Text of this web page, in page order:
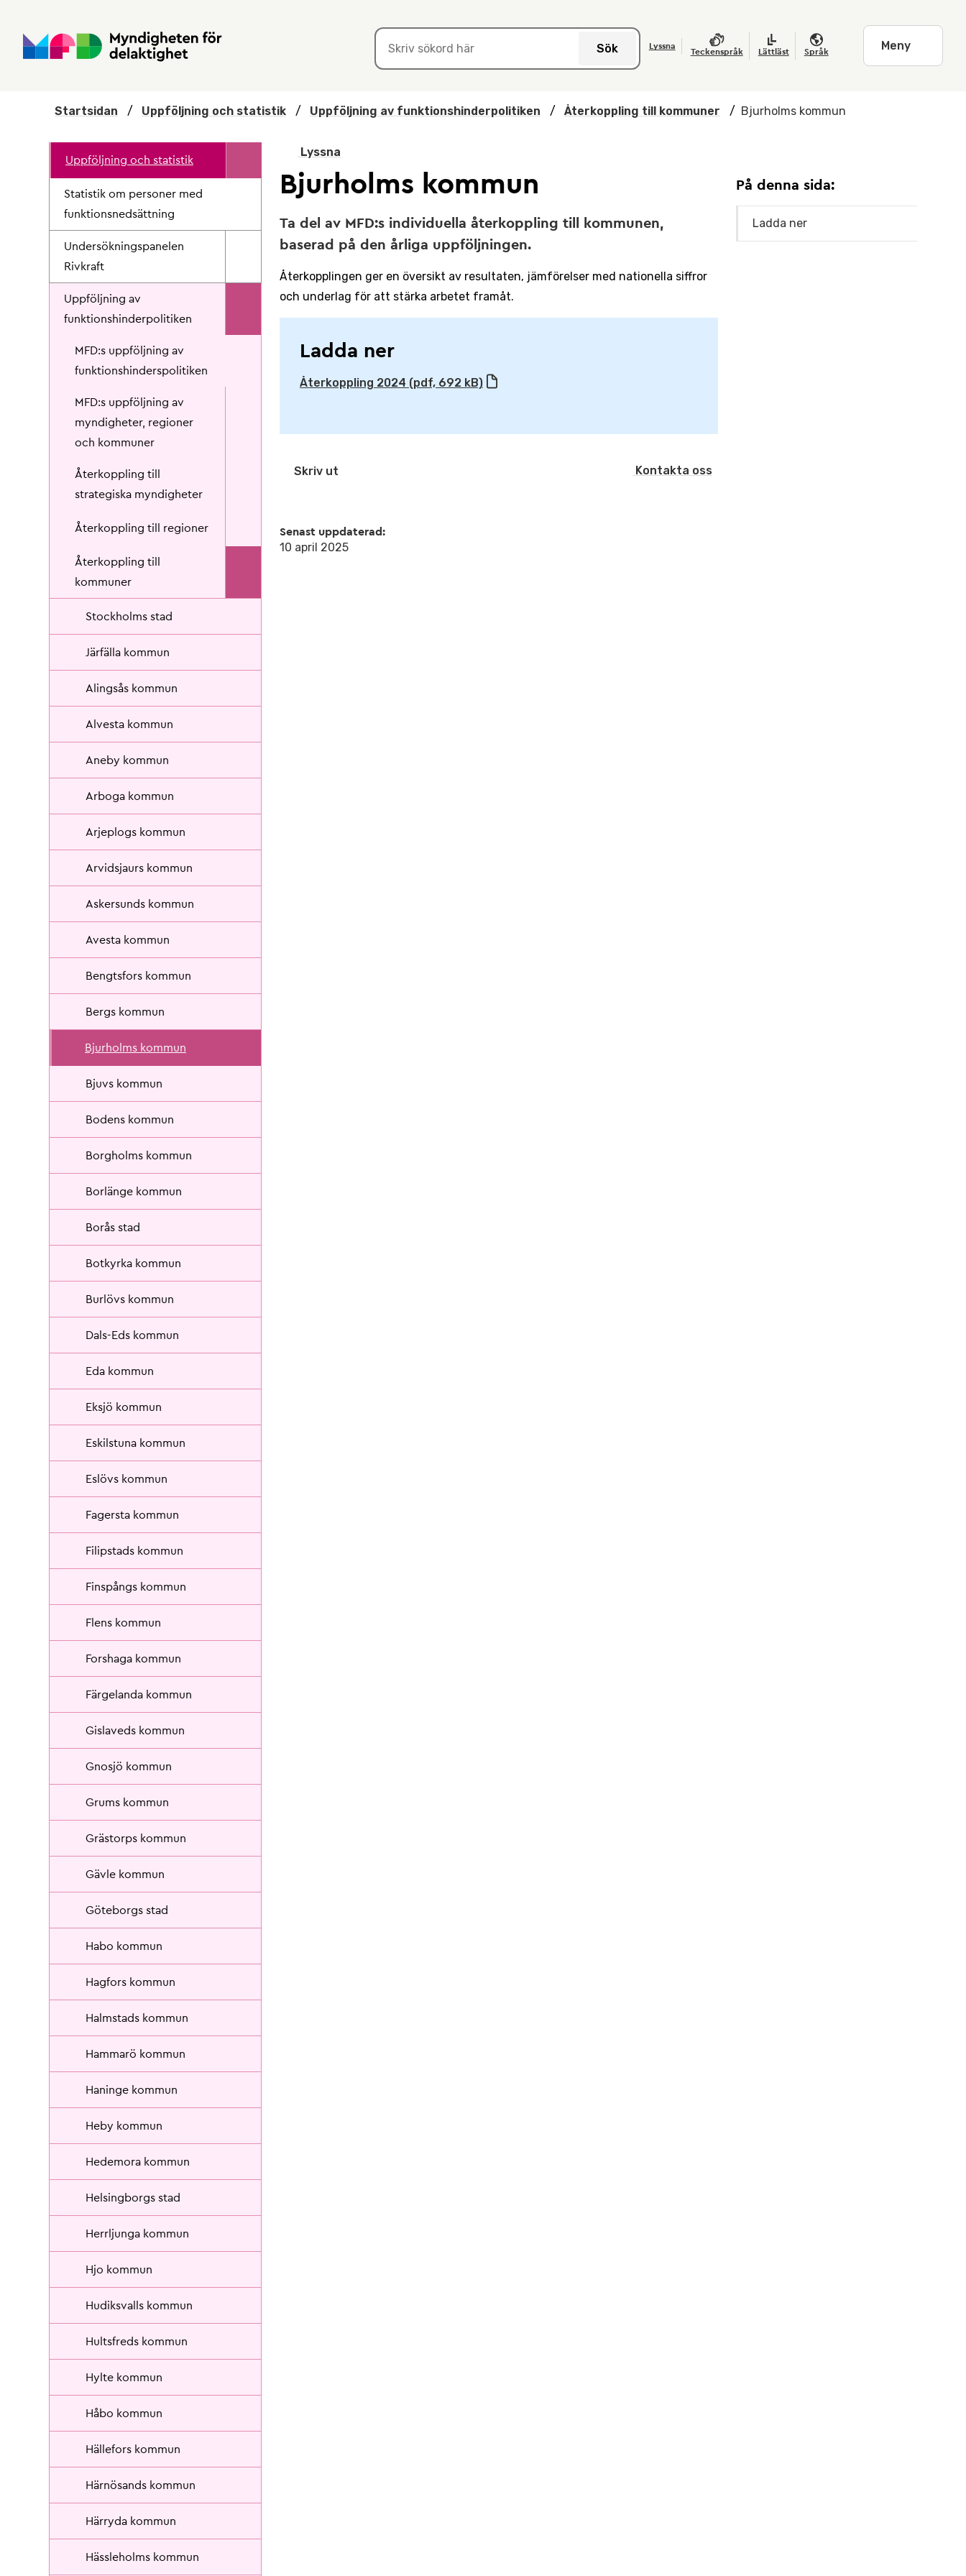
Sök Lyssna
Teckenspråk Lättläst Språk Meny
Startsidan / Uppföljning och statistik / Uppföljning av funktionshinderpolitiken / Återkoppling till kommuner / Bjurholms kommun
Uppföljning och statistik
Statistik om personer med
funktionsnedsättning
Undersökningspanelen
Rivkraft
Uppföljning av
funktionshinderpolitiken
MFD:s uppföljning av
funktionshinderspolitiken
MFD:s uppföljning av
myndigheter, regioner
och kommuner
Återkoppling till
strategiska myndigheter
Återkoppling till regioner
Återkoppling till
kommuner
Stockholms stad
Järfälla kommun
Alingsås kommun
Alvesta kommun
Aneby kommun
Arboga kommun
Arjeplogs kommun
Arvidsjaurs kommun
Askersunds kommun
Avesta kommun
Bengtsfors kommun
Bergs kommun
Bjurholms kommun
Bjuvs kommun
Bodens kommun
Borgholms kommun
Borlänge kommun
Borås stad
Botkyrka kommun
Burlövs kommun
Dals-Eds kommun
Eda kommun
Eksjö kommun
Eskilstuna kommun
Eslövs kommun
Fagersta kommun
Filipstads kommun
Finspångs kommun
Flens kommun
Forshaga kommun
Färgelanda kommun
Gislaveds kommun
Gnosjö kommun
Grums kommun
Grästorps kommun
Gävle kommun
Göteborgs stad
Habo kommun
Hagfors kommun
Halmstads kommun
Hammarö kommun
Haninge kommun
Heby kommun
Hedemora kommun
Helsingborgs stad
Herrljunga kommun
Hjo kommun
Hudiksvalls kommun
Hultsfreds kommun
Hylte kommun
Håbo kommun
Hällefors kommun
Härnösands kommun
Härryda kommun
Hässleholms kommun
Lyssna
Bjurholms kommun
Ta del av MFD:s individuella återkoppling till kommunen,
baserad på den årliga uppföljningen.
Återkopplingen ger en översikt av resultaten, jämförelser med nationella siffror
och underlag för att stärka arbetet framåt.
Ladda ner
Återkoppling 2024 (pdf, 692 kB)
Skriv ut Kontakta oss
Senast uppdaterad:
10 april 2025
På denna sida:
Ladda ner